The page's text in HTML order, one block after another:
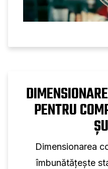
PENTRU
Dimensionarea
îmbunătățește